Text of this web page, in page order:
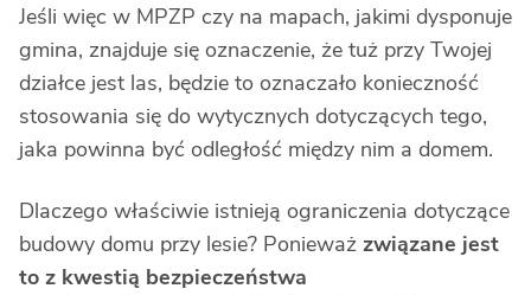
Jeśli więc w MPZP czy na mapach, jakimi dysponuje
gmina, znajduje się oznaczenie, że tuż przy Twojej
działce jest las, będzie to oznaczało konieczność
stosowania się do wytycznych dotyczących tego,
jaka powinna być odległość między nim a domem.
Dlaczego właściwie istnieją ograniczenia dotyczące
budowy domu przy lesie? Ponieważ związane jest
to z kwestią bezpieczeństwa